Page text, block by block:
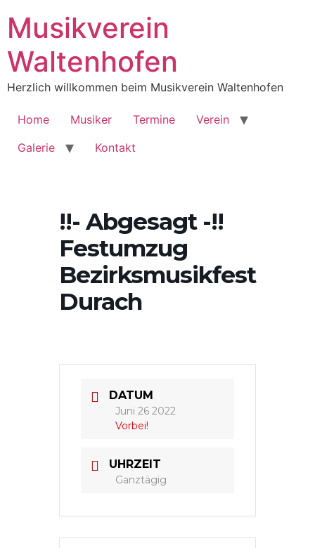
Musikverein
Waltenhofen
Herzlich willkommen beim Musikverein Waltenhofen
Home Musiker Termine
Verein
Galerie
Kontakt
!!- Abgesagt -!!
Festumzug
Bezirksmusikfest
Durach
DATUM
Juni 26 2022
Vorbei!
UHRZEIT
Ganztägig